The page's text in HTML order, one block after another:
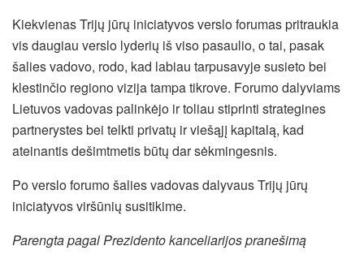
Kiekvienas Trijų jūrų iniciatyvos verslo forumas pritraukia
vis daugiau verslo lyderių iš viso pasaulio, o tai, pasak
šalies vadovo, rodo, kad labiau tarpusavyje susieto bei
klestinčio regiono vizija tampa tikrove. Forumo dalyviams
Lietuvos vadovas palinkėjo ir toliau stiprinti strategines
partnerystes bei telkti privatų ir viešąjį kapitalą, kad
ateinantis dešimtmetis būtų dar sėkmingesnis.
Po verslo forumo šalies vadovas dalyvaus Trijų jūrų
iniciatyvos viršūnių susitikime.
Parengta pagal Prezidento kanceliarijos pranešimą